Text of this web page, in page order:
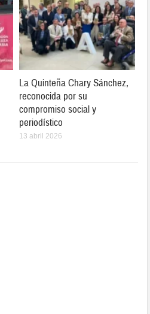
La Quinteña Chary Sánchez,
reconocida por su
compromiso social y
periodístico
13 abril 2026